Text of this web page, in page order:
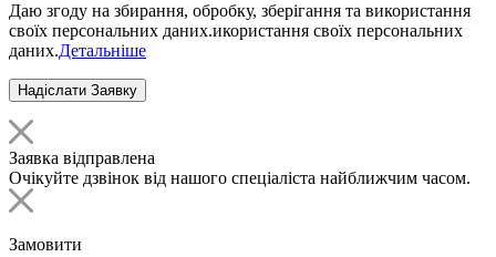
Даю згоду на збирання, обробку, зберігання та використання
своїх персональних даних.икористання своїх персональних
даних.Детальніше
Заявка відправлена
Очікуйте дзвінок від нашого спеціаліста найближчим часом.
Замовити